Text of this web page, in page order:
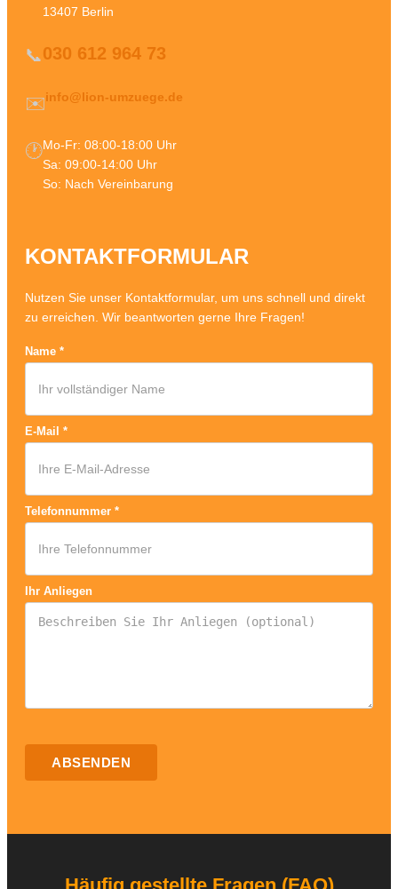
13407 Berlin
📞030 612 964 73
✉️info@lion-umzuege.de
🕐Mo-Fr: 08:00-18:00 Uhr
Sa: 09:00-14:00 Uhr
So: Nach Vereinbarung
KONTAKTFORMULAR
Nutzen Sie unser Kontaktformular, um uns schnell und direkt
zu erreichen. Wir beantworten gerne Ihre Fragen!
Name *
E-Mail *
Telefonnummer *
Ihr Anliegen
ABSENDEN